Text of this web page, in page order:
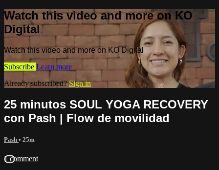
Watch this video and more on KO
Digital
Watch this video and more on KO Digital
Subscribe Learn more
Already subscribed?Sign in
25 minutos SOUL YOGA RECOVERY
con Pash | Flow de movilidad
Pash • 25m
1 comment